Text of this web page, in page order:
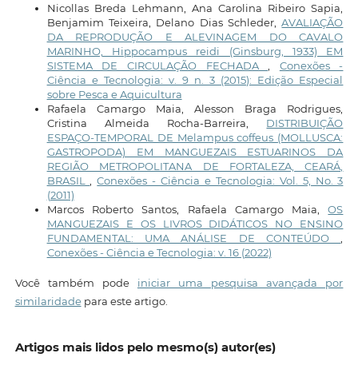
Nicollas Breda Lehmann, Ana Carolina Ribeiro Sapia,
Benjamim Teixeira, Delano Dias Schleder,AVALIAÇÃO
DA REPRODUÇÃO E ALEVINAGEM DO CAVALO
MARINHO, Hippocampus reidi (Ginsburg, 1933) EM
SISTEMA DE CIRCULAÇÃO FECHADA
Conexões -
Ciência e Tecnologia: v. 9 n. 3 (2015): Edição Especial
sobre Pesca e Aquicultura
Rafaela Camargo Maia, Alesson Braga Rodrigues,
Cristina Almeida Rocha-Barreira, DISTRIBUIÇÃO
ESPAÇO-TEMPORAL DE Melampus coffeus (MOLLUSCA:
GASTROPODA) EM MANGUEZAIS ESTUARINOS DA
REGIÃO METROPOLITANA DE FORTALEZA, CEARÁ,
BRASIL
,Conexões - Ciência e Tecnologia: Vol. 5, No. 3
(2011)
Marcos Roberto Santos, Rafaela Camargo Maia,OS
MANGUEZAIS E OS LIVROS DIDÁTICOS NO ENSINO
FUNDAMENTAL: UMA ANÁLISE DE CONTEÚDO
Conexões - Ciência e Tecnologia: v. 16 (2022)
Você também pode iniciar uma pesquisa avançada por
similaridadepara este artigo.
Artigos mais lidos pelo mesmo(s) autor(es)